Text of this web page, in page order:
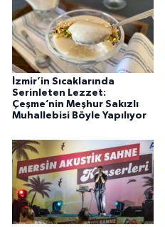
İzmir’in Sıcaklarında
Serinleten Lezzet:
Çeşme’nin Meşhur Sakızlı
Muhallebisi Böyle Yapılıyor